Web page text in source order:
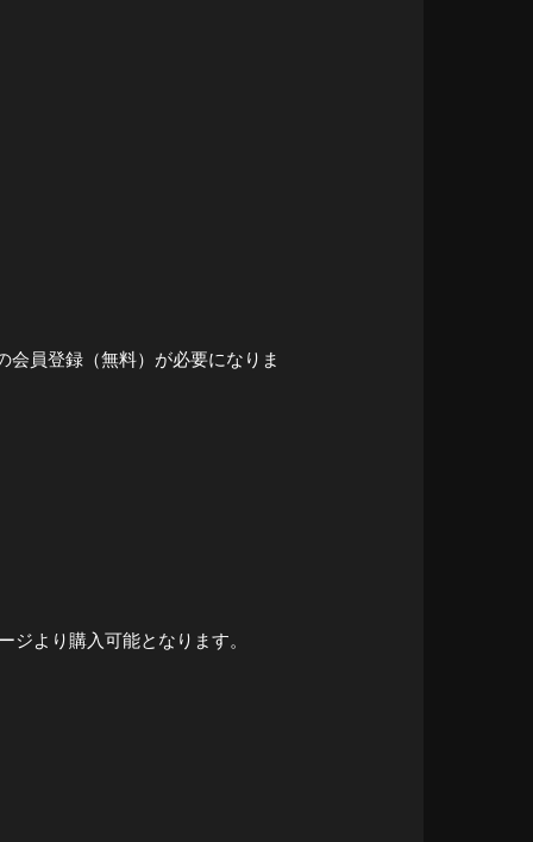
員登録（無料）が必要になりま
より購入可能となります。